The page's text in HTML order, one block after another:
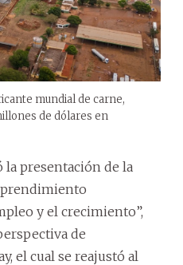
mundial de carne,
de dólares en
presentación de la
y el crecimiento”,
de
el cual se reajustó al